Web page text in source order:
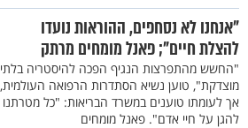
"אנחנו לא נסחפים, ההוראות נועדו
להצלת חיים"; פאנל מומחים מרתק
"החשש מהתפרצות הנגיף הפכה להיסטריה בלתי
מוצדקת", טוען נשיא הסתדרות הרפואה העולמית,
אך לעומתו טוענים במשרד הבריאות: "כל מטרתנו
להגן על חיי אדם". פאנל מומחים